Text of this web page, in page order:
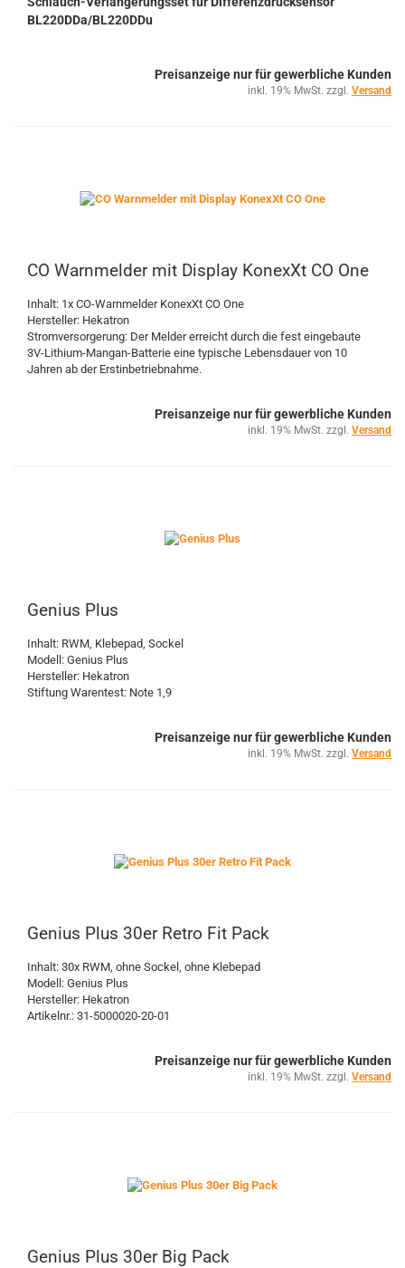
BL220DDa/BL220DDu
Preisanzeige nur für gewerbliche Kunden
inkl. 19% MwSt. zzgl. Versand
CO Warnmelder mit Display KonexXt CO One
Inhalt: 1x CO-Warnmelder KonexXt CO One
Hersteller: Hekatron
Stromversorgerung: Der Melder erreicht durch die fest eingebaute
3V-Lithium-Mangan-Batterie eine typische Lebensdauer von 10
Jahren ab der Erstinbetriebnahme.
Preisanzeige nur für gewerbliche Kunden
inkl. 19% MwSt. zzgl. Versand
Genius Plus
Inhalt: RWM, Klebepad, Sockel
Modell: Genius Plus
Hersteller: Hekatron
Stiftung Warentest: Note 1,9
Preisanzeige nur für gewerbliche Kunden
inkl. 19% MwSt. zzgl. Versand
Genius Plus 30er Retro Fit Pack
Inhalt: 30x RWM, ohne Sockel, ohne Klebepad
Modell: Genius Plus
Hersteller: Hekatron
Artikelnr.: 31-5000020-20-01
Preisanzeige nur für gewerbliche Kunden
inkl. 19% MwSt. zzgl. Versand
Genius Plus 30er Big Pack